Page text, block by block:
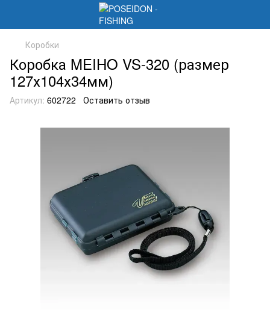
Коробки
Коробка MEIHO VS-320 (размер
127х104х34мм)
Артикул: 602722 Оставить отзыв